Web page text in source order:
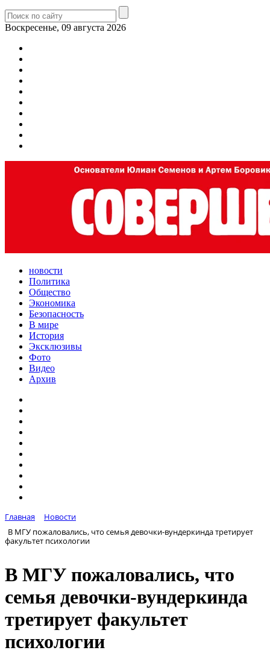
Воскресенье, 09 августа 2026
новости
Политика
Общество
Экономика
Безопасность
В мире
История
Эксклюзивы
Фото
Видео
Архив
Главная
Новости
В МГУ пожаловались, что семья девочки-вундеркинда третирует
факультет психологии
В МГУ пожаловались, что
семья девочки-вундеркинда
третирует факультет
психологии